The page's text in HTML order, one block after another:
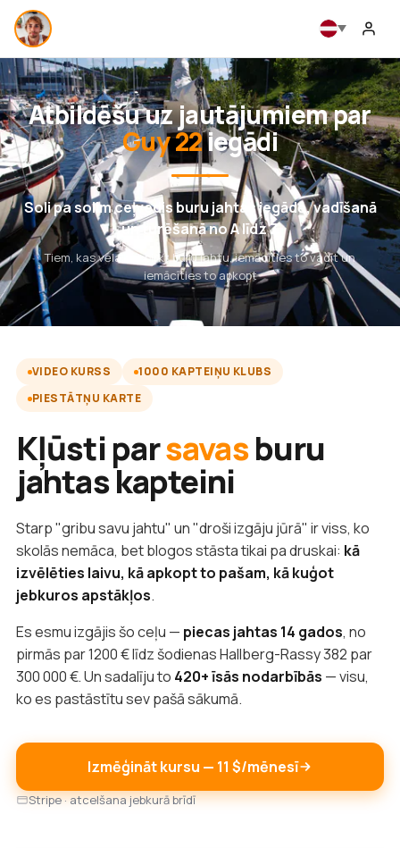
Atbildēšu uz jautājumiem par
Guy 22iegādi
Soli pa solim ceļvedis buru jahtas iegādē, vadīšanā
un turēšanā no A līdz Z
Tiem, kas vēlas nopirkt buru jahtu, iemācīties to vadīt un
iemācīties to apkopt
VIDEO KURSS
1000 KAPTEIŅU KLUBS
PIESTĀTŅU KARTE
Kļūsti parsavasburu
jahtas kapteini
Starp "gribu savu jahtu" un "droši izgāju jūrā" ir viss, ko
skolās nemāca, bet blogos stāsta tikai pa druskai: kā
izvēlēties laivu, kā apkopt to pašam, kā kuģot
jebkuros apstākļos.
Es esmu izgājis šo ceļu — piecas jahtas 14 gados, no
pirmās par 1200 € līdz šodienas Hallberg-Rassy 382 par
300 000 €. Un sadalīju to 420+ īsās nodarbībās — visu,
ko es pastāstītu sev pašā sākumā.
Izmēģināt kursu — 11 $/mēnesī
Stripe · atcelšana jebkurā brīdī